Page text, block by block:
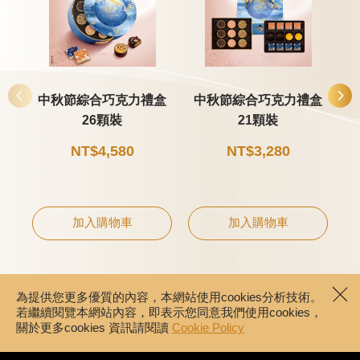
中秋節綜合巧克力禮盒
26顆裝
NT$4,580
加入購物車
中秋節綜合巧克力禮盒
21顆裝
NT$3,280
加入購物車
為提供您更多優質的內容，本網站使用cookies分析技術。
若繼續閱覽本網站內容，即表示您同意我們使用cookies，
關於更多cookies 資訊請閱讀 Cookie Policy